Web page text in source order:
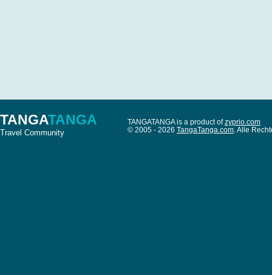
TANGATANGA
Travel Community
TANGATANGA is a product ofzyprio.com
© 2005 - 2026 TangaTanga.com . Alle